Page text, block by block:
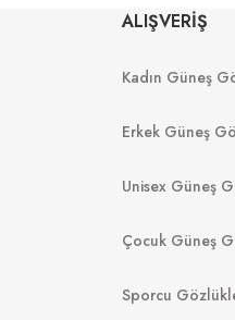
SmartLife Pure
ALIŞVERİŞ
Kadın Güneş
Erkek Güneş
Unisex Güneş
Çocuk Güneş
Sporcu